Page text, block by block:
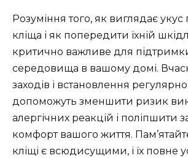
Розуміння того, як виглядає
кліща і як попередити їхній
критично важливе для
середовища в вашому домі.
заходів і встановлення регулярної
допоможуть зменшити ризик
алергічних реакцій і поліпшити
комфорт вашого життя.
кліщі є всюдисущими, і їх повне